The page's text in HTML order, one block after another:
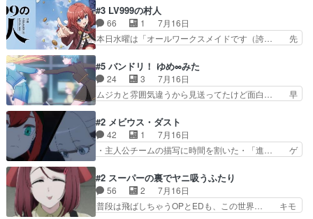
んなジャンル描いてどんどん… 春の南東の空のお
とめ座付近明るい星は20… 明るい現役の青春と
暗い過去の情念とが良い…
登場!因縁のライバル!善の立ち位置で… しょーも
な…こんなもん真面目に見たらバカ… 宿命のライ
バルの襲撃に始まり、燃えるシチ… 早くもライバ
ルチーム。敵もなかなかに個性… があると思った
部も登場し、魅力的なキ… やはり強敵に勝つには
特訓だよ。平仮名で呼… ライバル登場から特訓ま
で異常なテンポと異…
#3 LV999の村人
66 1
7月16日
本日水曜は「オールワークスメイドです（誇… 先
22:59まで！✦キャストサイン入り… 人族と魔族
の融合を目指す浩二…目指すもの… アリスとメノ
ウの話から魔王軍の大規模な宣… 鏡から「アリ
ス、共存の道はやっぱ険しいぜ… 鏡とソフトクリ
浩二の揺るがない信念に思… 鏡さん、活躍する度
に好感度爆上がりですね… ケンタウロス族面白か
ったですね♪タカコち…
#5 バンドリ！ ゆめ∞みた
24 3
7月16日
ムジカと雰囲気違うから見送ってたけど面白… 早
れが偶然イベント会場に居合わせてしま… ビオラ
こいつほんま……残りの2人はビオラ… 見てて興
奮と息苦しさを同時に感じさせるビ… ビオラちゃ
んのお陰であられちゃんと律ちゃ… ・日本語特有
に今期一の悪役がいたとは。… 友達との会話でフ
ェアリィブゥケのイベント… ・ビオラはあられを
見つけて悪だくみを策略…
#2 メビウス・ダスト
42 1
7月16日
・主人公チームの描写に時間を割いた・「進… ゲ
主人公の強火古参ファン出てきたけど何… 勝利に
浮かれる面々の中、アラキは自分の能… ラムスは
隕石で負傷した体の部位を補修した… 次のゲーム
での対決のエピソード。そうなっ… ポリスホッパ
#2 スーパーの裏でヤニ吸うふたり
56 2
7月16日
普段は飛ばしちゃうOPとEDも、この世界… キモ